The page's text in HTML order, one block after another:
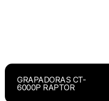
GRAPADORAS CT-
6000P RAPTOR